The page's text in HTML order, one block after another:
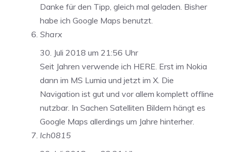
Danke für den Tipp, gleich mal geladen. Bisher
habe ich Google Maps benutzt.
Sharx
30. Juli 2018 um 21:56 Uhr
Seit Jahren verwende ich HERE. Erst im Nokia
dann im MS Lumia und jetzt im X. Die
Navigation ist gut und vor allem komplett offline
nutzbar. In Sachen Satelliten Bildern hängt es
Google Maps allerdings um Jahre hinterher.
Ich0815